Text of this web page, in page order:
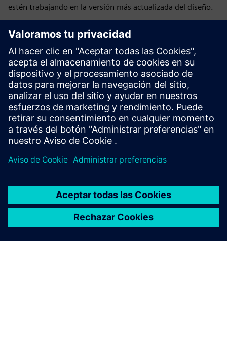
estén trabajando en la versión más actualizada del diseño.
Recursos relacionados